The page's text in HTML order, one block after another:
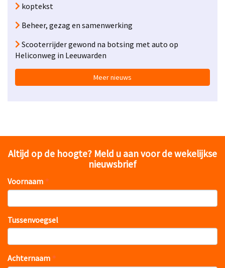
koptekst
Beheer, gezag en samenwerking
Scooterrijder gewond na botsing met auto op
Heliconweg in Leeuwarden
Meer nieuws
Altijd op de hoogte? Meld u aan voor de wekelijkse
nieuwsbrief
Voornaam
Tussenvoegsel
Achternaam